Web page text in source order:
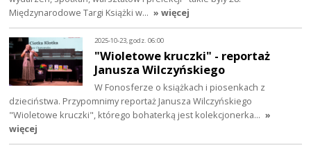
Międzynarodowe Targi Książki w… » więcej
2025-10-23, godz. 06:00
"Wioletowe kruczki" - reportaż
Janusza Wilczyńskiego
W Fonosferze o książkach i piosenkach z
dzieciństwa. Przypomnimy reportaż Janusza Wilczyńskiego
"Wioletowe kruczki", którego bohaterką jest kolekcjonerka… »
więcej